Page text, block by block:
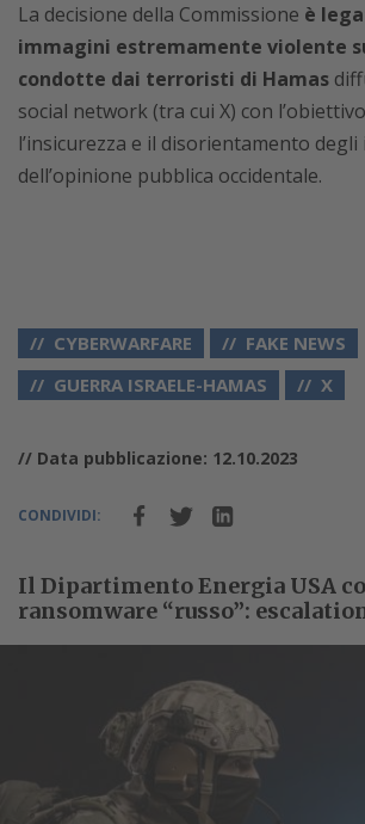
La decisione della Commissione è
immagini estremamente violente
condotte dai terroristi di Hamas
social network (tra cui X) con
l’insicurezza e il disorientamento degli
dell’opinione pubblica occidentale.
CYBERWARFARE
FAKE NEWS
GUERRA ISRAELE-HAMAS
X
// Data pubblicazione: 12.10.2023
CONDIVIDI:
Il Dipartimento Energia USA
ransomware “russo”: